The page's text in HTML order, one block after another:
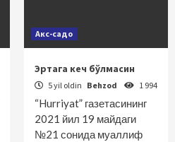
Акс-садо
Эртага кеч бўлмасин
5 yil oldin Behzod 1 994
“Hurriyat” газетасининг
2021 йил 19 майдаги
№21 сонида муаллиф